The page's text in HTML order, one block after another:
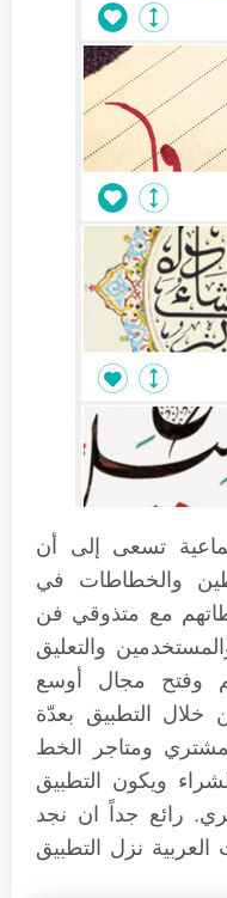
تسعى إلى أن
والخطاطات في
مع متذوقي فن
والتعليق
وفتح مجال أوسع
التطبيق بعدّة
ومتاجر الخط
ويكون التطبيق
رائع جداً ان نجد
نزل التطبيق